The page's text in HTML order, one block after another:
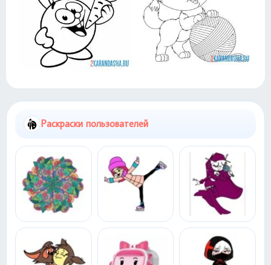
Раскраски пользователей